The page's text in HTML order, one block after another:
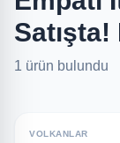
1 ürün bulundu
VOLKANLAR